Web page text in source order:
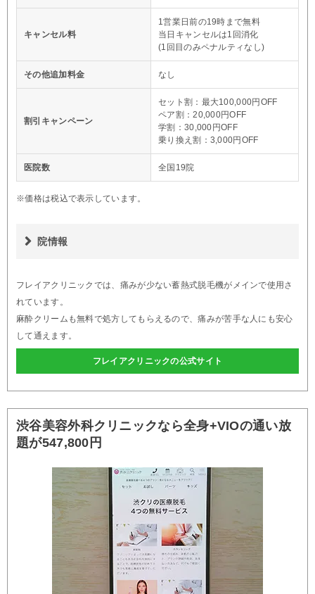
キャンセル料
1営業日前の19時まで無料
当日キャンセルは1回消化
(1回目のみペナルティなし)
その他追加料金 なし
割引キャンペーン
セット割：最大100,000円OFF
ペア割：20,000円OFF
学割：30,000円OFF
乗り換え割：3,000円OFF
医院数 全国19院
※価格は税込で表示しています。
院情報
フレイアクリニックでは、痛みが少ない蓄熱式脱毛機がメインで使用さ
れています。
麻酔クリームも無料で処方してもらえるので、痛みが苦手な人にも安心
して通えます。
フレイアクリニックの公式サイト
渋谷美容外科クリニックなら全身+VIOの通い放
題が547,800円